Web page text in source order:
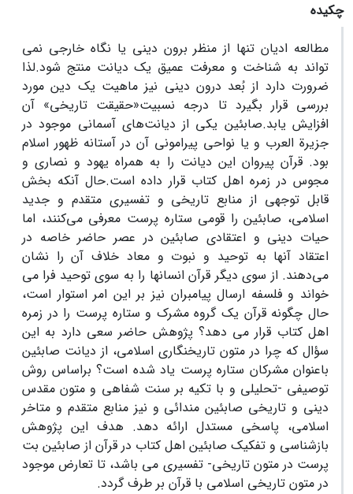
چکیده
مطالعه ادیان تنها از منظر برون دینی یا نگاه خارجی نمی
تواند به شناخت و معرفت عمیق یک دیانت منتج شود.لذا
ضرورت دارد از بُعد درون دینی نیز ماهیت یک دین مورد
بررسی قرار بگیرد تا درجه نسبیت«حقیقت تاریخی» آن
افزایش یابد.صابئین یکی از دیانت‌های آسمانی موجود در
جزیرة العرب و یا نواحی پیرامونی آن در آستانه ظهور اسلام
بود. قرآن پیروان این دیانت را به همراه یهود و نصاری و
مجوس در زمره اهل کتاب قرار داده است.حال آنکه بخش
قابل توجهی از منابع تاریخی و تفسیری متقدم و جدید
اسلامی، صابئین را قومی ستاره پرست معرفی می‌کنند، اما
حیات دینی و اعتقادی صابئین در عصر حاضر خاصه در
اعتقاد آنها به توحید و نبوت و معاد خلاف آن‌ را نشان
می‌دهند. از سوی دیگر قرآن انسانها را به سوی توحید فرا می
خواند و فلسفه ارسال پیامبران نیز بر این امر استوار است،
حال چگونه قرآن یک گروه مشرک و ستاره پرست را در زمره
اهل کتاب قرار می ‌دهد؟ پژوهش حاضر سعی دارد به این
سؤال که چرا در متون تاریخنگاری اسلامی، از دیانت صابئین
باعنوان مشرکان ستاره پرست یاد شده است؟ براساس روش
توصیفی -تحلیلی و با تکیه بر سنت شفاهی و متون مقدس
دینی و تاریخی صابئین مندائی و نیز منابع متقدم و متاخر
اسلامی، پاسخی مستدل ارائه دهد. هدف این پژوهش
بازشناسی و تفکیک صابئین اهل کتاب در قرآن از صابئین بت
پرست در متون تاریخی- تفسیری می باشد، تا تعارض موجود
در متون تاریخی اسلامی با قرآن بر طرف گردد.